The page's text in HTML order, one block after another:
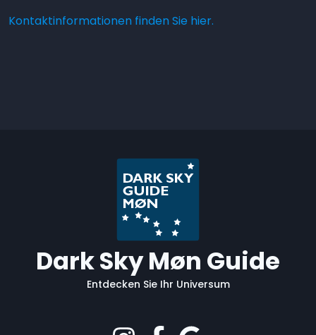
Kontaktinformationen finden Sie hier.
Dark Sky Møn Guide
Entdecken Sie Ihr Universum